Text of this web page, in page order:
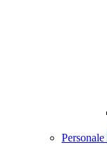
Personale